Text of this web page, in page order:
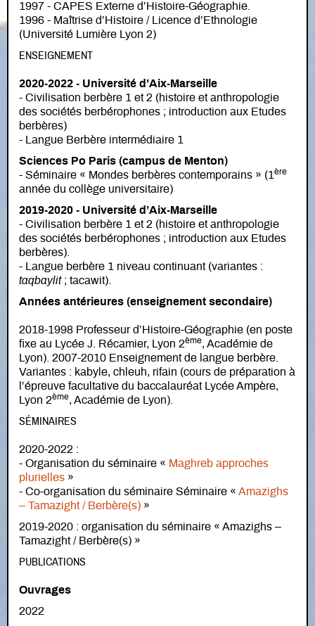
1997 - CAPES Externe d’Histoire-Géographie.
1996 - Maîtrise d’Histoire / Licence d’Ethnologie
(Université Lumière Lyon 2)
ENSEIGNEMENT
2020-2022 - Université d’Aix-Marseille
- Civilisation berbère 1 et 2 (histoire et anthropologie
des sociétés berbérophones ; introduction aux Etudes
berbères)
- Langue Berbère intermédiaire 1
Sciences Po Paris (campus de Menton)
- Séminaire « Mondes berbères contemporains » (1 ère
année du collège universitaire)
2019-2020 - Université d’Aix-Marseille
- Civilisation berbère 1 et 2 (histoire et anthropologie
des sociétés berbérophones ; introduction aux Etudes
berbères).
- Langue berbère 1 niveau continuant (variantes :
taqbaylit; tacawit).
Années antérieures (enseignement secondaire)
2018-1998 Professeur d’Histoire-Géographie (en poste
fixe au Lycée J. Récamier, Lyon 2ème, Académie de
Lyon). 2007-2010 Enseignement de langue berbère.
Variantes : kabyle, chleuh, rifain (cours de préparation à
l’épreuve facultative du baccalauréat Lycée Ampère,
Lyon 2ème, Académie de Lyon).
SÉMINAIRES
2020-2022 :
- Organisation du séminaire « Maghreb approches
plurielles »
- Co-organisation du séminaire Séminaire « Amazighs
– Tamazight / Berbère(s) »
2019-2020 : organisation du séminaire « Amazighs –
Tamazight / Berbère(s) »
PUBLICATIONS
Ouvrages
2022